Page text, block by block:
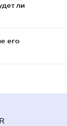
ли
его